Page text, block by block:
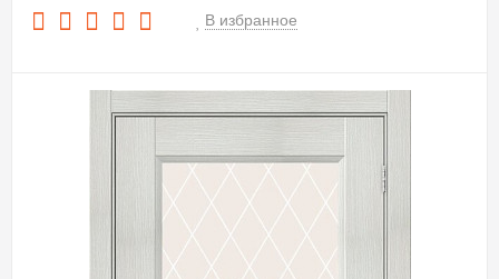
В избранное